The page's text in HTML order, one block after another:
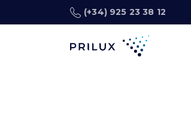
(+34) 925 23 38 12